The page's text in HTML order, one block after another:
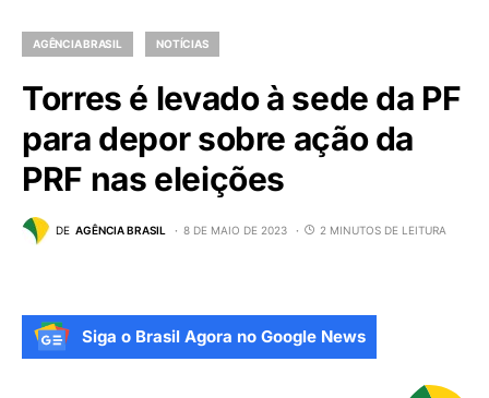
AGÊNCIA BRASIL NOTÍCIAS
Torres é levado à sede da PF
para depor sobre ação da
PRF nas eleições
DE AGÊNCIA BRASIL 8 DE MAIO DE 2023 2 MINUTOS DE LEITURA
Siga o Brasil Agora no Google News